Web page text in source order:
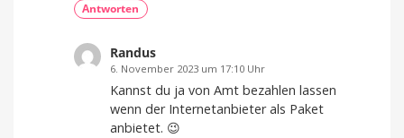
Antworten
Randus
6. November 2023 um 17:10 Uhr
Kannst du ja von Amt bezahlen lassen
wenn der Internetanbieter als Paket
anbietet. 😉